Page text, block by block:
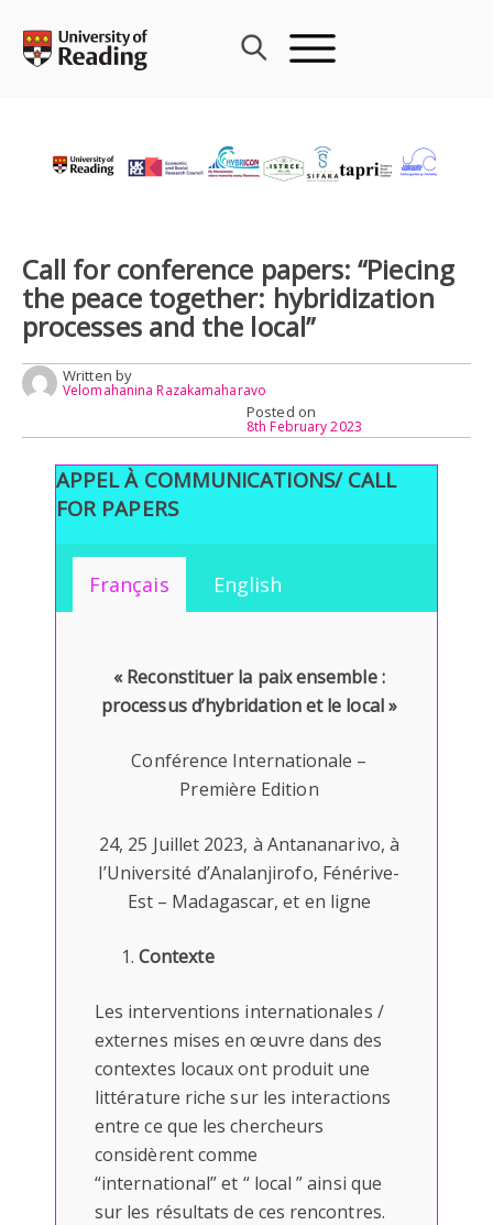
content
Call for conference papers: “Piecing
the peace together: hybridization
processes and the local”
Written by
Velomahanina Razakamaharavo
Posted on
8th February 2023
APPEL À COMMUNICATIONS/ CALL
FOR PAPERS
Français English
« Reconstituer la paix ensemble :
processus d’hybridation et le local »
Conférence Internationale –
Première Edition
24, 25 Juillet 2023, à Antananarivo, à
l’Université d’Analanjirofo, Fénérive-
Est – Madagascar, et en ligne
Contexte
Les interventions internationales /
externes mises en œuvre dans des
contextes locaux ont produit une
littérature riche sur les interactions
entre ce que les chercheurs
considèrent comme
“international” et “ local ” ainsi que
sur les résultats de ces rencontres.